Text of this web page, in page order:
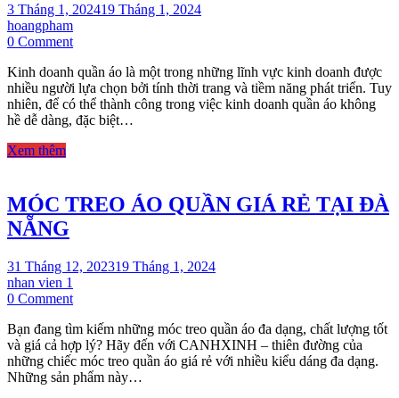
3 Tháng 1, 202419 Tháng 1, 2024
hoangpham
0 Commenton
nghiệm
mở
shop
cho
Kinh doanh quần áo là một trong những lĩnh vực kinh doanh được
nhiều người lựa chọn bởi tính thời trang và tiềm năng phát triển. Tuy
nhiên, để có thể thành công trong việc kinh doanh quần áo không
hề dễ dàng, đặc biệt…
Xem thêm
MÓC TREO ÁO QUẦN GIÁ RẺ TẠI ĐÀ
NẴNG
31 Tháng 12, 202319 Tháng 1, 2024
nhan vien 1
0 Commenton
TREO
ÁO
QUẦN
GIÁ
Bạn đang tìm kiếm những móc treo quần áo đa dạng, chất lượng tốt
và giá cả hợp lý? Hãy đến với CANHXINH – thiên đường của
những chiếc móc treo quần áo giá rẻ với nhiều kiểu dáng đa dạng.
Những sản phẩm này…